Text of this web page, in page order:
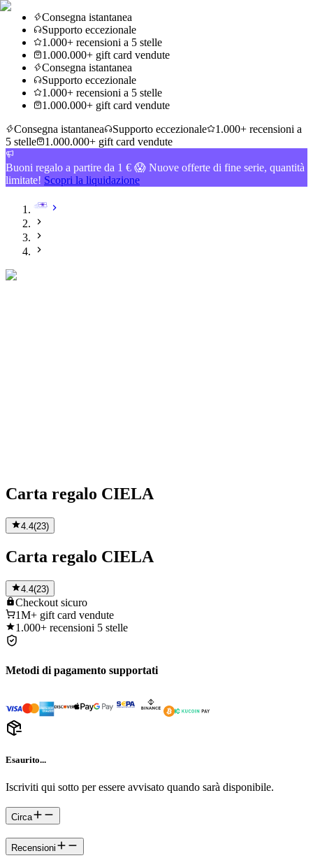
Consegna istantanea
Supporto eccezionale
1.000+ recensioni a 5 stelle
1.000.000+ gift card vendute
Consegna istantanea
Supporto eccezionale
1.000+ recensioni a 5 stelle
1.000.000+ gift card vendute
Consegna istantanea
Supporto eccezionale
1.000+ recensioni a
5 stelle
1.000.000+ gift card vendute
Buoni regalo a partire da 1 € 😱 Nuove offerte di fine serie, quantità
limitate! Scopri la liquidazione
Carta regalo CIELA
4.4(23)
Carta regalo CIELA
4.4(23)
Checkout sicuro
1M+ gift card vendute
1.000+ recensioni 5 stelle
Metodi di pagamento supportati
Esaurito...
Iscriviti qui sotto per essere avvisato quando sarà disponibile.
Circa
Recensioni